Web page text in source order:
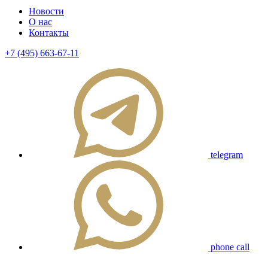
Новости
О нас
Контакты
+7 (495) 663-67-11
telegram
phone call